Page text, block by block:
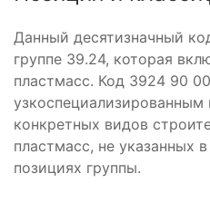
Данный десятизначный
группе 39.24, которая
пластмасс. Код 3924 90
узкоспециализированным
конкретных видов
пластмасс, не указанных
позициях группы.